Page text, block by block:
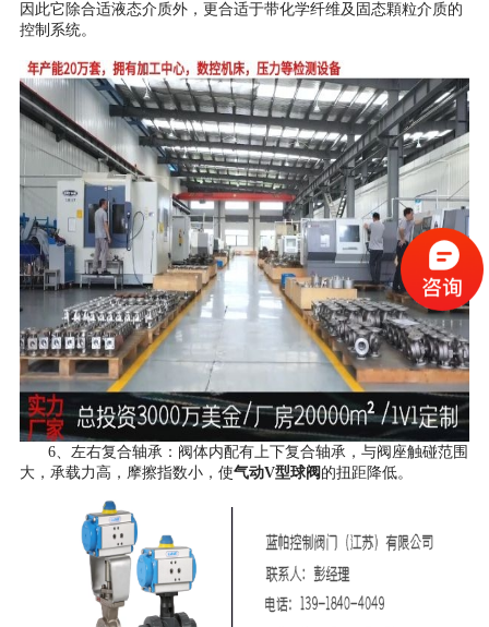
因此它除合适液态介质外，更合适于带化学纤维及固态顆粒介质的
控制系统。
6、左右复合轴承：阀体内配有上下复合轴承，与阀座触碰范围
大，承载力高，摩擦指数小，使气动V型球阀 的扭距降低。